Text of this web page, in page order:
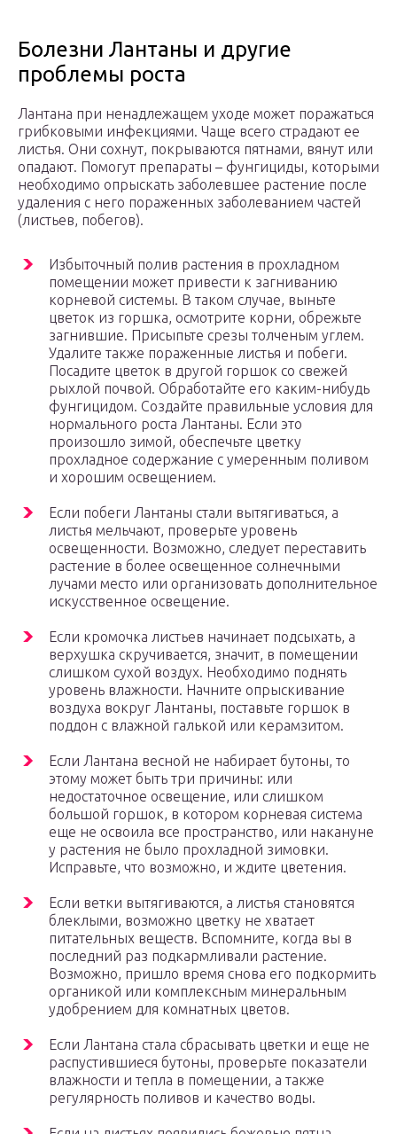
Болезни Лантаны и другие
проблемы роста
Лантана при ненадлежащем уходе может поражаться
грибковыми инфекциями. Чаще всего страдают ее
листья. Они сохнут, покрываются пятнами, вянут или
опадают. Помогут препараты – фунгициды, которыми
необходимо опрыскать заболевшее растение после
удаления с него пораженных заболеванием частей
(листьев, побегов).
Избыточный полив растения в прохладном
помещении может привести к загниванию
корневой системы. В таком случае, выньте
цветок из горшка, осмотрите корни, обрежьте
загнившие. Присыпьте срезы толченым углем.
Удалите также пораженные листья и побеги.
Посадите цветок в другой горшок со свежей
рыхлой почвой. Обработайте его каким-нибудь
фунгицидом. Создайте правильные условия для
нормального роста Лантаны. Если это
произошло зимой, обеспечьте цветку
прохладное содержание с умеренным поливом
и хорошим освещением.
Если побеги Лантаны стали вытягиваться, а
листья мельчают, проверьте уровень
освещенности. Возможно, следует переставить
растение в более освещенное солнечными
лучами место или организовать дополнительное
искусственное освещение.
Если кромочка листьев начинает подсыхать, а
верхушка скручивается, значит, в помещении
слишком сухой воздух. Необходимо поднять
уровень влажности. Начните опрыскивание
воздуха вокруг Лантаны, поставьте горшок в
поддон с влажной галькой или керамзитом.
Если Лантана весной не набирает бутоны, то
этому может быть три причины: или
недостаточное освещение, или слишком
большой горшок, в котором корневая система
еще не освоила все пространство, или накануне
у растения не было прохладной зимовки.
Исправьте, что возможно, и ждите цветения.
Если ветки вытягиваются, а листья становятся
блеклыми, возможно цветку не хватает
питательных веществ. Вспомните, когда вы в
последний раз подкармливали растение.
Возможно, пришло время снова его подкормить
органикой или комплексным минеральным
удобрением для комнатных цветов.
Если Лантана стала сбрасывать цветки и еще не
распустившиеся бутоны, проверьте показатели
влажности и тепла в помещении, а также
регулярность поливов и качество воды.